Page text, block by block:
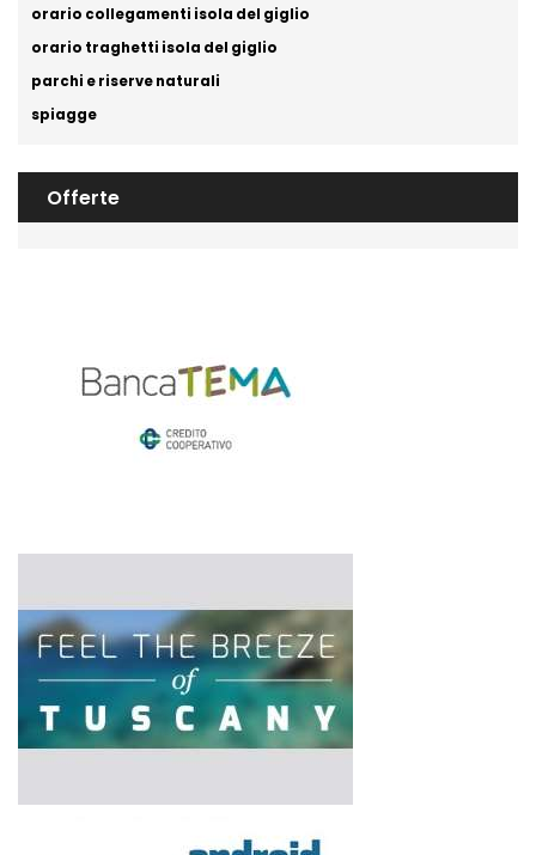
orario collegamenti isola del giglio
orario traghetti isola del giglio
parchi e riserve naturali
spiagge
Offerte